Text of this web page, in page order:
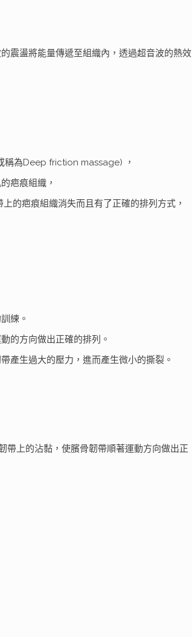
震盪將能量傳遞至組織內，透過超音波的熱效
稱為Deep friction massage) ，
疤痕組織，
的疤痕組織消失而且有了正確的排列方式，
練。
的方向做出正確的排列。
產生過大的壓力，進而產生微小的撕裂。
帶上的沾黏，使臏骨韌帶順著運動方向做出正